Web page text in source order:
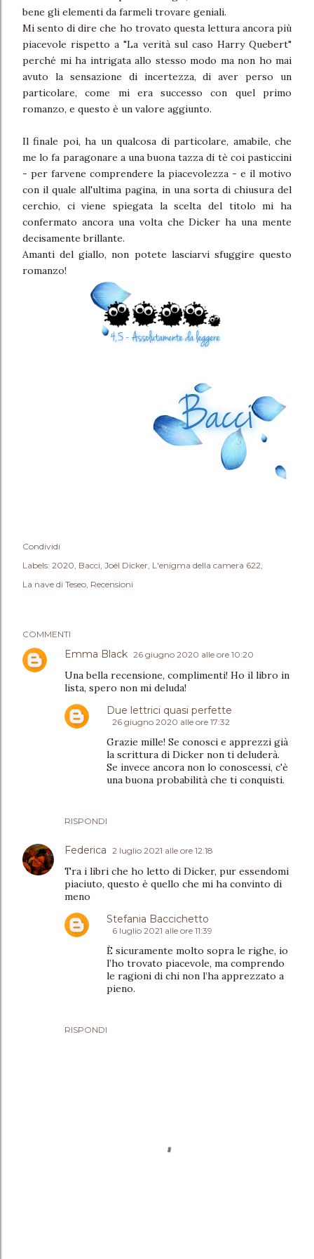
bene gli elementi da farmeli trovare geniali.
Mi sento di dire che ho trovato questa lettura ancora più
piacevole rispetto a "La verità sul caso Harry Quebert"
perché mi ha intrigata allo stesso modo ma non ho mai
avuto la sensazione di incertezza, di aver perso un
particolare, come mi era successo con quel primo
romanzo, e questo è un valore aggiunto.
Il finale poi, ha un qualcosa di particolare, amabile, che
me lo fa paragonare a una buona tazza di tè coi pasticcini
- per farvene comprendere la piacevolezza - e il motivo
con il quale all'ultima pagina, in una sorta di chiusura del
cerchio, ci viene spiegata la scelta del titolo mi ha
confermato ancora una volta che Dicker ha una mente
decisamente brillante.
Amanti del giallo, non potete lasciarvi sfuggire questo
romanzo!
Condividi
Labels: 2020 Bacci Joël Dicker L'enigma della camera 622
La nave di Teseo Recensioni
COMMENTI
Emma Black 26 giugno 2020 alle ore 10:20
Una bella recensione, complimenti! Ho il libro in
lista, spero non mi deluda!
RISPONDI
Due lettrici quasi perfette
26 giugno 2020 alle ore 17:32
Grazie mille! Se conosci e apprezzi già
la scrittura di Dicker non ti deluderà.
Se invece ancora non lo conoscessi, c'è
una buona probabilità che ti conquisti.
Federica 2 luglio 2021 alle ore 12:18
Tra i libri che ho letto di Dicker, pur essendomi
piaciuto, questo è quello che mi ha convinto di
meno
RISPONDI
Stefania Baccichetto
6 luglio 2021 alle ore 11:39
È sicuramente molto sopra le righe, io
l’ho trovato piacevole, ma comprendo
le ragioni di chi non l’ha apprezzato a
pieno.